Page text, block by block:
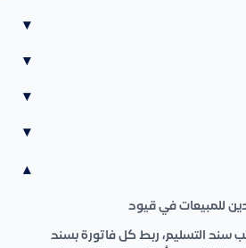
▾
▾
▾
▾
▾
للمبيعات في قيود
سند التسليم، ربط كل فاتورة بسند